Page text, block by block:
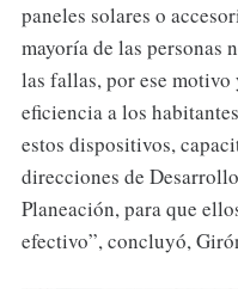
paneles solares o
mayoría de las personas
las fallas, por ese
eficiencia a los
estos dispositivos,
direcciones de
Planeación, para que
efectivo”, concluyó,